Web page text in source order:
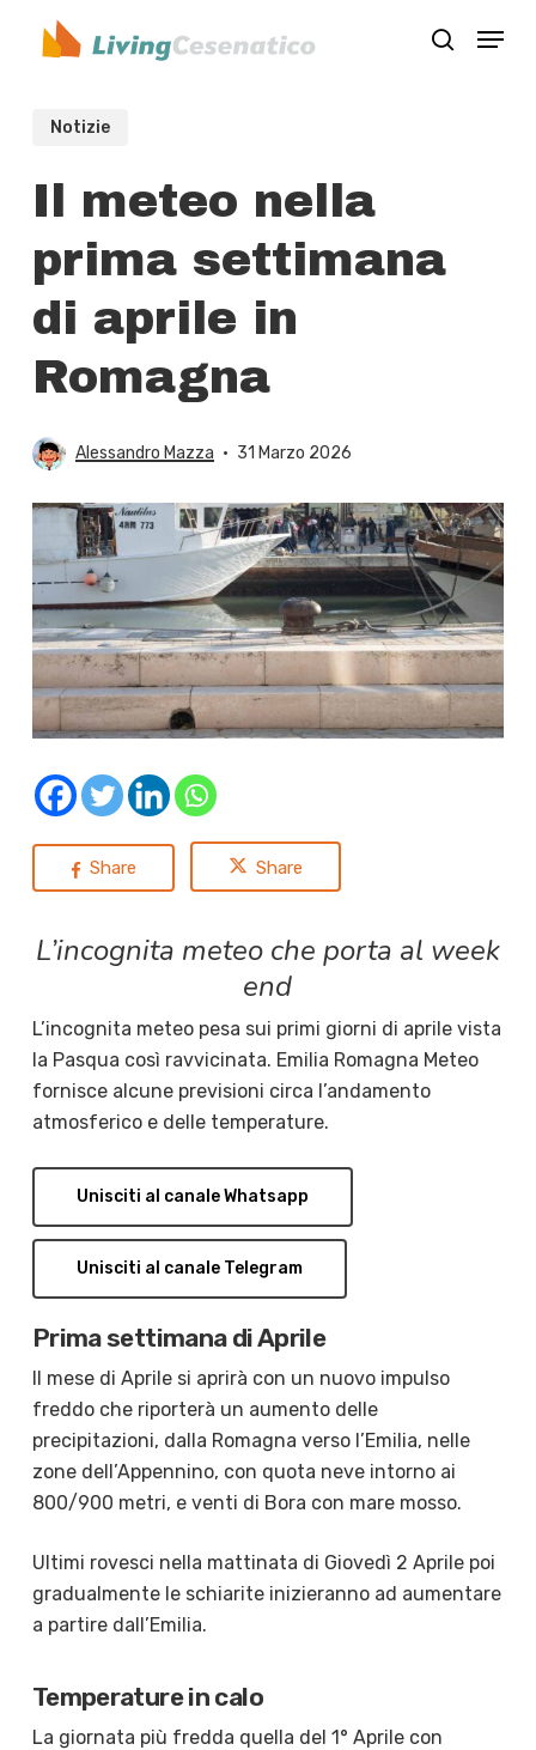
search
Menu
Notizie
Il meteo nella
prima settimana
di aprile in
Romagna
Alessandro Mazza 31 Marzo 2026
Share Share
L’incognita meteo che porta al week
end
L’incognita meteo pesa sui primi giorni di aprile vista
la Pasqua così ravvicinata. Emilia Romagna Meteo
fornisce alcune previsioni circa l’andamento
atmosferico e delle temperature.
Unisciti al canale Whatsapp
Unisciti al canale Telegram
Prima settimana di Aprile
Il mese di Aprile si aprirà con un nuovo impulso
freddo che riporterà un aumento delle
precipitazioni, dalla Romagna verso l’Emilia, nelle
zone dell’Appennino, con quota neve intorno ai
800/900 metri, e venti di Bora con mare mosso.
Ultimi rovesci nella mattinata di Giovedì 2 Aprile poi
gradualmente le schiarite inizieranno ad aumentare
a partire dall’Emilia.
Temperature in calo
La giornata più fredda quella del 1° Aprile con